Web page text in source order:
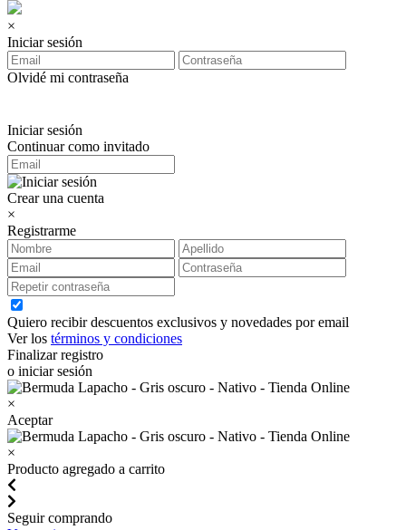
×
Iniciar sesión
Olvidé mi contraseña
Iniciar sesión
Continuar como invitado
Crear una cuenta
×
Registrarme
Quiero recibir descuentos exclusivos y novedades por email
Ver los términos y condiciones
Finalizar registro
o iniciar sesión
×
Aceptar
×
Producto agregado a carrito
Seguir comprando